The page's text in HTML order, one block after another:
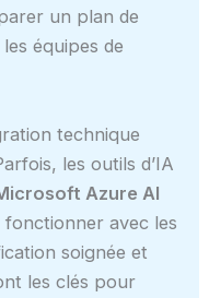
un plan de
équipes de
technique
les outils d’IA
Azure AI
avec les
soignée et
les clés pour